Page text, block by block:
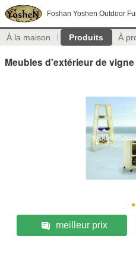
Foshan Yoshen Outdoor
À la maison Produits À
Meubles d'extérieur de
meilleur prix